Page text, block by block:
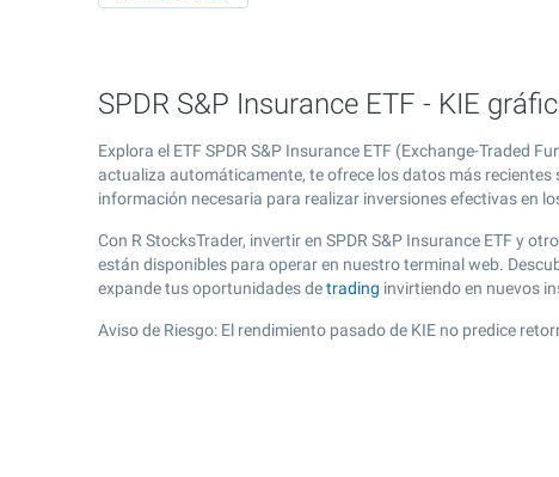
SPDR S&P Insurance ETF - KIE
Explora el ETF SPDR S&P Insurance ETF (Exchange-Traded
actualiza automáticamente, te ofrece los datos más recientes
información necesaria para realizar inversiones efectivas en
Con R StocksTrader, invertir en SPDR S&P Insurance ETF y
están disponibles para operar en nuestro terminal web.
expande tus oportunidades detrading invirtiendo en nuevos
Aviso de Riesgo: El rendimiento pasado de KIE no predice